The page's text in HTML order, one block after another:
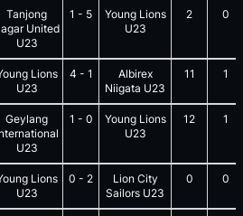
Tanjong
United
U23
1 - 5
Young Lions
U23
2 0
Lions
U23
4 - 1
Albirex
Niigata U23
11 1
Geylang
U23
1 - 0
Young Lions
U23
12 1
Lions
U23
0 - 2
Lion City
Sailors U23
0 0